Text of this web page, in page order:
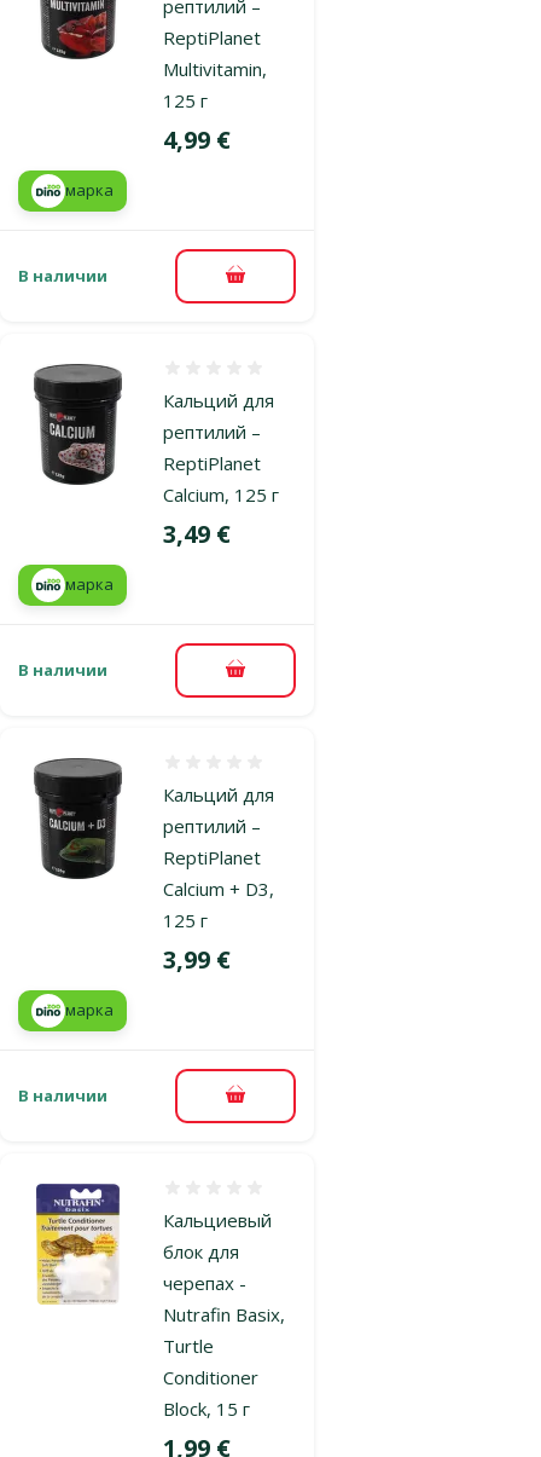
рептилий –
ReptiPlanet
Multivitamin,
125 г
Цена
4,99 €
марка
В наличии В корзину
Кальций для
рептилий –
ReptiPlanet
Calcium, 125 г
Цена
3,49 €
марка
В наличии В корзину
Кальций для
рептилий –
ReptiPlanet
Calcium + D3,
125 г
Цена
3,99 €
марка
В наличии В корзину
Кальциевый
блок для
черепах -
Nutrafin Basix,
Turtle
Conditioner
Block, 15 г
Цена
1,99 €